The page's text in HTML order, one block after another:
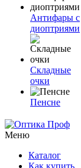
Антифары с
диоптриями
Складные
очки
Пенсне
Меню
Каталог
Как купить